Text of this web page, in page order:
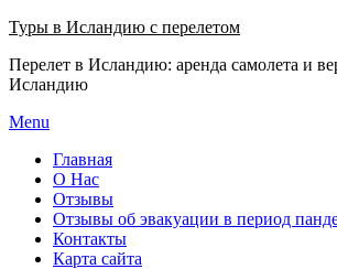
Туры в Исландию с перелетом
Перелет в Исландию: аренда самолета и
Исландию
Menu
Главная
О Нас
Отзывы
Отзывы об эвакуации в период
Контакты
Карта сайта